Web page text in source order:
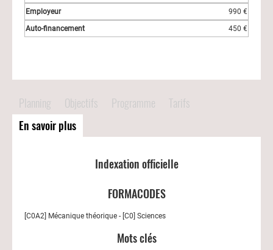
990 €
450 €
Planning Objectifs Programme
Tarifs
En savoir plus
Indexation officielle
FORMACODES
[C0A2] Mécanique théorique - [C0] Sciences
Mots clés